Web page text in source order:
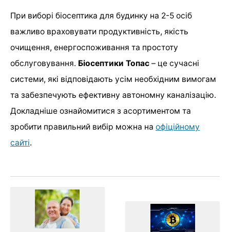
При виборі біосептика для будинку на 2-5 осіб
важливо враховувати продуктивність, якість
очищення, енергоспоживання та простоту
обслуговування. Біосептики Топас – це сучасні
системи, які відповідають усім необхідним вимогам
та забезпечують ефективну автономну каналізацію.
Докладніше ознайомитися з асортиментом та
зробити правильний вибір можна на офіційному
сайті.